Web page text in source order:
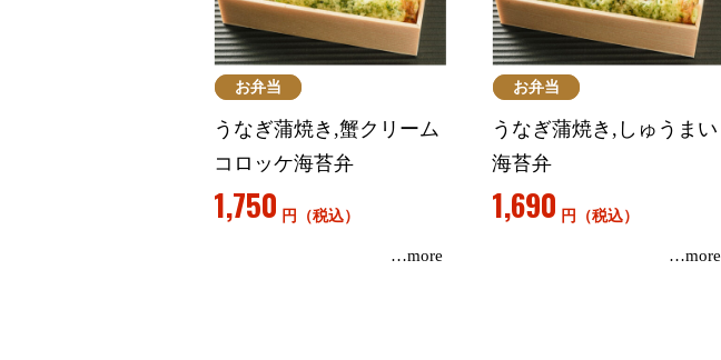
お弁当
うなぎ蒲焼き,蟹クリーム
コロッケ海苔弁
1,750 円（税込）
…more
お弁当
うなぎ蒲焼き,しゅうまい
海苔弁
1,690 円（税込）
…more